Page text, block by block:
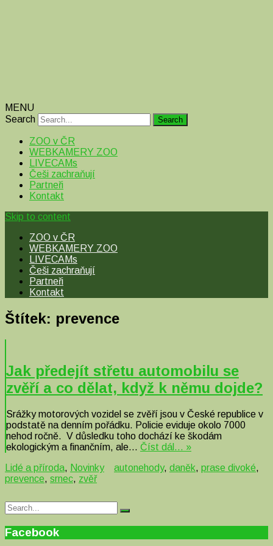
MENU
Search
ZOO v ČR
WEBKAMERY ZOO
LIVECAMs
Češi zachraňují
Partneři
Kontakt
Skip to content
ZOO v ČR
WEBKAMERY ZOO
LIVECAMs
Češi zachraňují
Partneři
Kontakt
Štítek: prevence
Jak předejít střetu automobilu se
zvěří a co dělat, když k němu dojde?
Srážky motorových vozidel se zvěří jsou v České republice v
podstatě na denním pořádku. Policie eviduje okolo 7000
nehod ročně. V důsledku toho dochází ke škodám
ekologickým a finančním, ale… Číst dál… »
Lidé a příroda, Novinky autonehody, daněk, prase divoké,
prevence, srnec, zvěř
Search
for:
Search
Facebook